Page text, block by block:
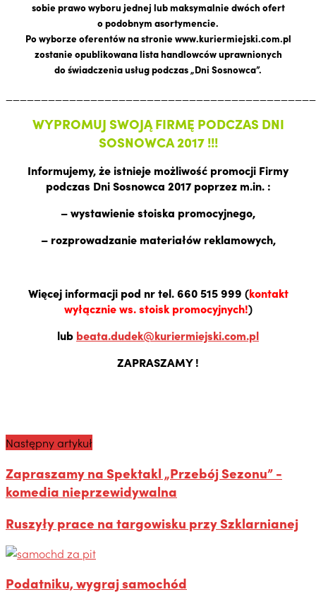
sobie prawo wyboru jednej lub maksymalnie dwóch ofert
o podobnym asortymencie.
Po wyborze oferentów na stronie www.kuriermiejski.com.pl
zostanie opublikowana lista handlowców uprawnionych
do świadczenia usług podczas „Dni Sosnowca”.
WYPROMUJ SWOJĄ FIRMĘ PODCZAS DNI
SOSNOWCA 2017 !!!
Informujemy, że istnieje możliwość promocji Firmy
podczas Dni Sosnowca 2017 poprzez m.in. :
– wystawienie stoiska promocyjnego,
– rozprowadzanie materiałów reklamowych,
Więcej informacji pod nr tel. 660 515 999 (kontakt
wyłącznie ws. stoisk promocyjnych!)
lub beata.dudek@kuriermiejski.com.pl
ZAPRASZAMY !
Następny artykuł
Zapraszamy na Spektakl „Przebój Sezonu” -
komedia nieprzewidywalna
Ruszyły prace na targowisku przy Szklarnianej
Podatniku, wygraj samochód